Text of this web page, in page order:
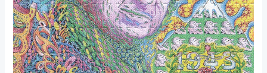
x
6,4
cm